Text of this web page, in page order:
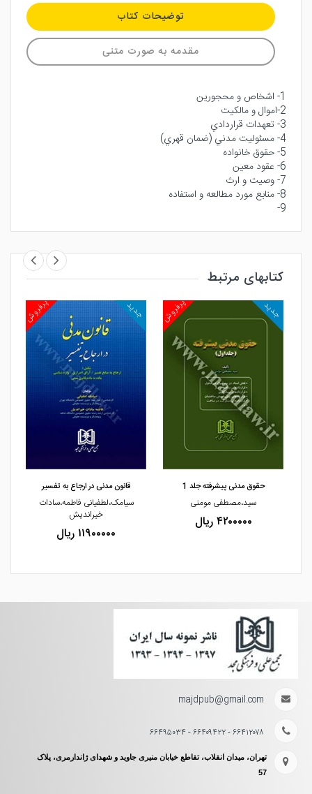
توضیحات کتاب
مقدمه به صورت متنی
1- اشخاص و محجورين
2-اموال و مالكيت
3- تعهدات قراردادي
4- مسئوليت مدني (ضمان قهري)
5- حقوق خانواده
6- عقود معين
7- وصيت و ارث
8- منابع مورد مطالعه و استفاده
9-
کتابهای مرتبط
پرفروش جدید
حقوق مدنی پیشرفته جلد 1
سید،مصطفی مومنی
۴۲۰۰۰۰۰ ریال
پرفروش جدید
قانون مدنی در ارجاع به تفسیر
سیامک،لطفیانی فاطمه،سادات
خیراندیش
۱۱۹۰۰۰۰۰ ریال
majdpub@gmail.com
۶۶۴۱۲۰۷۸ - ۶۶۴۰۹۴۲۲ - ۶۶۴۹۵۰۳۴
تهران، میدان انقلاب، تقاطع خیابان منیری جاوید و شهدای ژاندارمری، پلاک
57